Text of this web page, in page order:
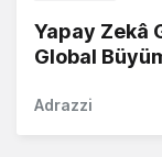
Yapay Zekâ
Global
Adrazzi